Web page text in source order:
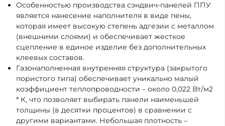
Особенностью производства сэндвич-панелей ППУ
является нанесение наполнителя в виде пены,
которая имеет высокую степень адгезии с металлом
(внешними слоями) и обеспечивает жесткое
сцепление в единое изделие без дополнительных
клеевых составов.
Газонаполненная внутренняя структура (закрытого
пористого типа) обеспечивает уникально малый
коэффициент теплопроводности – около 0,022 Вт/м2
* К, что позволяет выбирать панели наименьшей
толщины (в десятки процентов) в сравнении с
другими вариантами. Небольшая плотность –